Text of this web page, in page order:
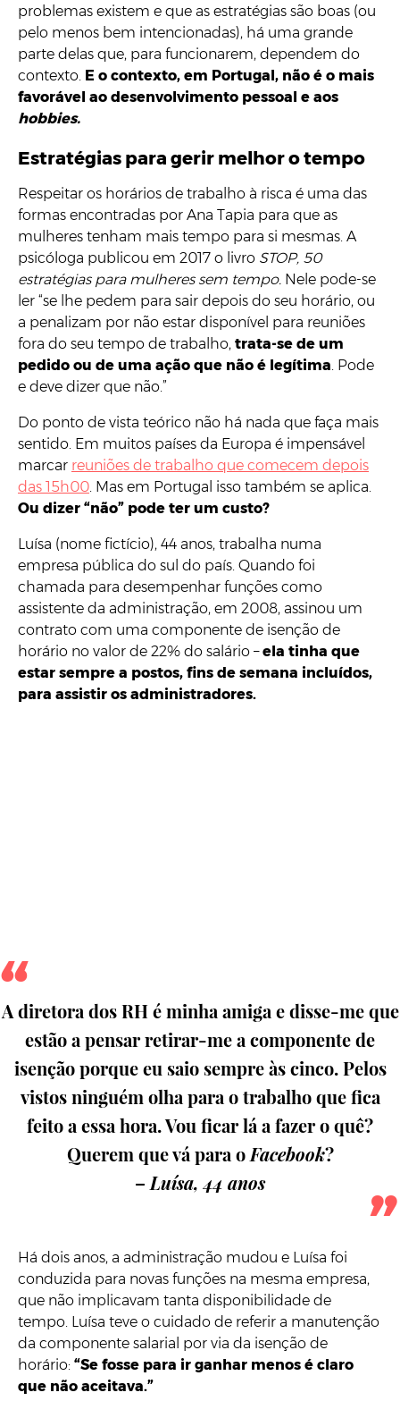
problemas existem e que as estratégias são boas (ou
pelo menos bem intencionadas), há uma grande
parte delas que, para funcionarem, dependem do
contexto. E o contexto, em Portugal, não é o mais
favorável ao desenvolvimento pessoal e aos
hobbies.
Estratégias para gerir melhor o tempo
Respeitar os horários de trabalho à risca é uma das
formas encontradas por Ana Tapia para que as
mulheres tenham mais tempo para si mesmas. A
psicóloga publicou em 2017 o livro STOP, 50
estratégias para mulheres sem tempo. Nele pode-se
ler “se lhe pedem para sair depois do seu horário, ou
a penalizam por não estar disponível para reuniões
fora do seu tempo de trabalho, trata-se de um
pedido ou de uma ação que não é legítima. Pode
e deve dizer que não.”
Do ponto de vista teórico não há nada que faça mais
sentido. Em muitos países da Europa é impensável
marcar reuniões de trabalho que comecem depois
das 15h00. Mas em Portugal isso também se aplica.
Ou dizer “não” pode ter um custo?
Luísa (nome fictício), 44 anos, trabalha numa
empresa pública do sul do país. Quando foi
chamada para desempenhar funções como
assistente da administração, em 2008, assinou um
contrato com uma componente de isenção de
horário no valor de 22% do salário –ela tinha que
estar sempre a postos, fins de semana incluídos,
para assistir os administradores.
A diretora dos RH é minha amiga e disse-me que
estão a pensar retirar-me a componente de
isenção porque eu saio sempre às cinco. Pelos
vistos ninguém olha para o trabalho que fica
feito a essa hora. Vou ficar lá a fazer o quê?
Querem que vá para o Facebook?
– Luísa, 44 anos
Há dois anos, a administração mudou e Luísa foi
conduzida para novas funções na mesma empresa,
que não implicavam tanta disponibilidade de
tempo. Luísa teve o cuidado de referir a manutenção
da componente salarial por via da isenção de
horário: “Se fosse para ir ganhar menos é claro
que não aceitava.”